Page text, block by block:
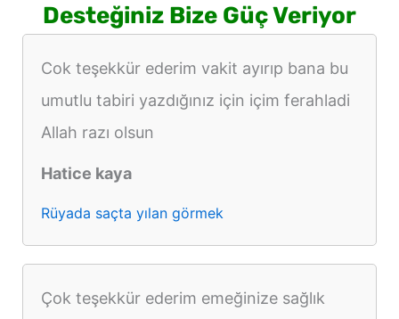
Desteğiniz Bize Güç Veriyor
Cok teşekkür ederim vakit ayırıp bana bu
umutlu tabiri yazdığınız için içim ferahladi
Allah razı olsun
Hatice kaya
Rüyada saçta yılan görmek
Çok teşekkür ederim emeğinize sağlık